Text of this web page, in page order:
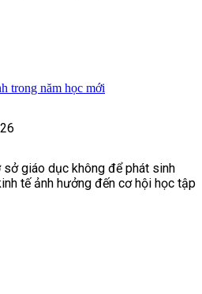
trong năm học mới
giáo dục không để phát sinh
tế ảnh hưởng đến cơ hội học tập